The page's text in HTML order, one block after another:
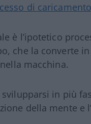
di
è l’ipotetico
che la converte
macchina.
in più
della mente e